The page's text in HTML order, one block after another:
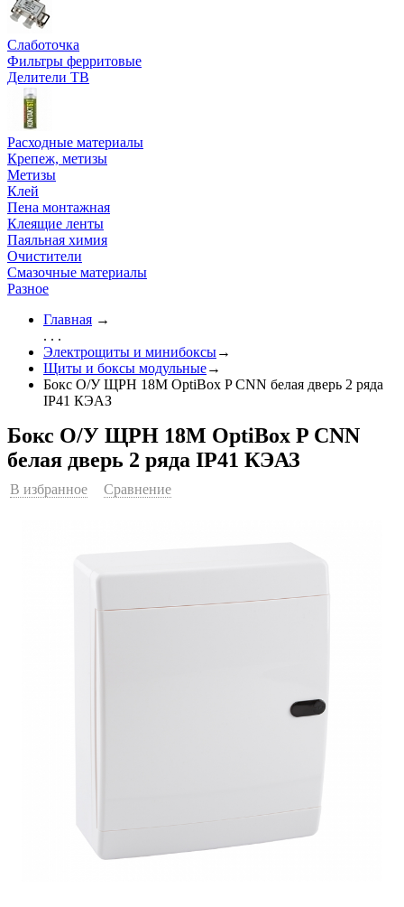
Слаботочка
Фильтры ферритовые
Делители ТВ
Расходные материалы
Крепеж, метизы
Метизы
Клей
Пена монтажная
Клеящие ленты
Паяльная химия
Очистители
Смазочные материалы
Разное
Главная →
. . .
Электрощиты и минибоксы→
Щиты и боксы модульные→
Бокс О/У ЩРН 18М OptiBox P CNN белая дверь 2 ряда
IP41 КЭАЗ
Бокс О/У ЩРН 18М OptiBox P CNN
белая дверь 2 ряда IP41 КЭАЗ
В избранное Сравнение